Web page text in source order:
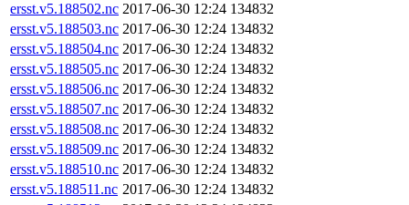
ersst.v5.188502.nc 2017-06-30 12:24 134832
ersst.v5.188503.nc 2017-06-30 12:24 134832
ersst.v5.188504.nc 2017-06-30 12:24 134832
ersst.v5.188505.nc 2017-06-30 12:24 134832
ersst.v5.188506.nc 2017-06-30 12:24 134832
ersst.v5.188507.nc 2017-06-30 12:24 134832
ersst.v5.188508.nc 2017-06-30 12:24 134832
ersst.v5.188509.nc 2017-06-30 12:24 134832
ersst.v5.188510.nc 2017-06-30 12:24 134832
ersst.v5.188511.nc 2017-06-30 12:24 134832